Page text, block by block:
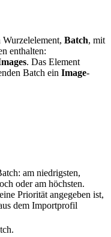
Batch, mit
enthalten:
. Das Element
Batch ein Image-
am niedrigsten,
oder am höchsten.
Priorität angegeben ist,
dem Importprofil